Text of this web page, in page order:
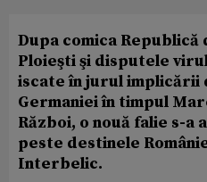
Dupa comica Republică
Ploieşti şi disputele
iscate în jurul implicării
Germaniei în timpul
Război, o nouă falie s-a
peste destinele
Interbelic.